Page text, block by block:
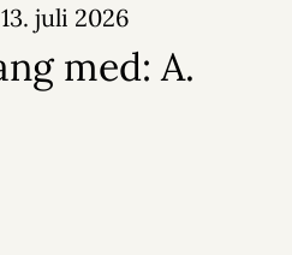
13. juli 2026
med: A.